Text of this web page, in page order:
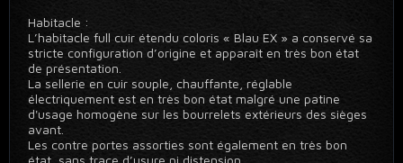
Habitacle :
L’habitacle full cuir étendu coloris « Blau EX » a conservé sa
stricte configuration d’origine et apparaît en très bon état
de présentation.
La sellerie en cuir souple, chauffante, réglable
électriquement est en très bon état malgré une patine
d'usage homogène sur les bourrelets extérieurs des sièges
avant.
Les contre portes assorties sont également en très bon
état, sans trace d’usure ni distension.